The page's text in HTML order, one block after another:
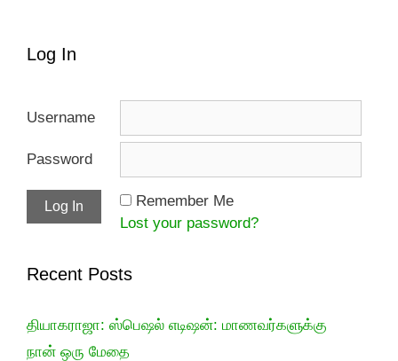
Log In
Username
Password
Remember Me
Lost your password?
Recent Posts
தியாகராஜா: ஸ்பெஷல் எடிஷன்: மாணவர்களுக்கு
நான் ஒரு மேதை